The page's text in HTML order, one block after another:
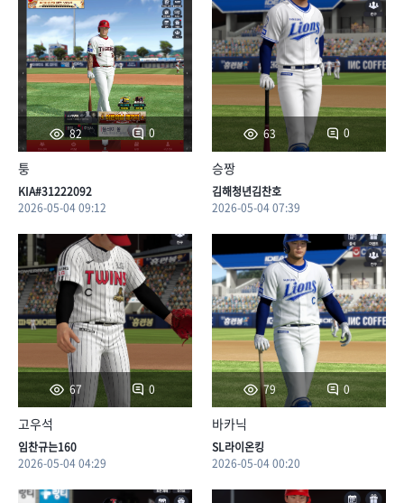
82 0
퉁
KIA#31222092
2026-05-04 09:12
63 0
승짱
김해청년김찬호
2026-05-04 07:39
67 0
고우석
임찬규는160
2026-05-04 04:29
79 0
바카닉
SL라이온킹
2026-05-04 00:20